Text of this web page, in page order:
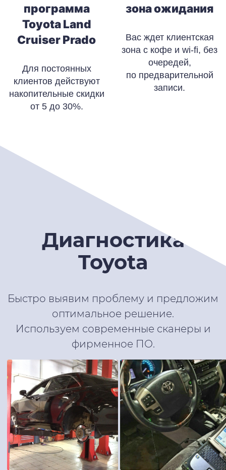
программа
Toyota Land
Cruiser Prado
Для постоянных
клиентов действуют
накопительные скидки
от 5 до 30%.
зона ожидания
Вас ждет клиентская
зона с кофе и wi-fi, без
очередей,
по предварительной
записи.
Диагностика
Toyota
Быстро выявим проблему и предложим
оптимальное решение.
Используем современные сканеры и
фирменное ПО.